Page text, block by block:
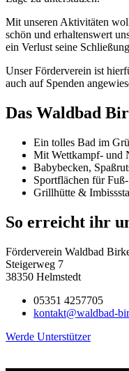
Mit unseren Aktivitäten
schön und erhaltenswert
ein Verlust seine
Unser Förderverein ist
auch auf Spenden
Das Waldbad
Ein tolles Bad im
Mit Wettkampf- und
Babybecken,
Sportflächen für
Grillhütte &
So erreicht ihr
Förderverein Waldbad
Steigerweg 7
38350 Helmstedt
05351 4257705
kontakt@waldbad-
Werde Unterstützer